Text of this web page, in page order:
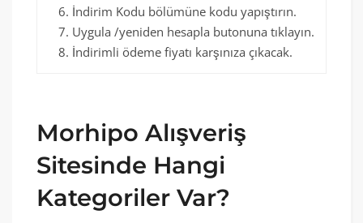
İndirim Kodu bölümüne kodu yapıştırın.
Uygula /yeniden hesapla butonuna tıklayın.
İndirimli ödeme fiyatı karşınıza çıkacak.
Morhipo Alışveriş
Sitesinde Hangi
Kategoriler Var?